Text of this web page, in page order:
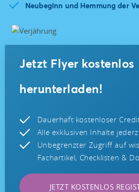
Neubeginn und Hemmung der
Jetzt Flyer kostenlos
herunterladen!
Dauerhaft kostenloser
Alle exklusiven Inhalte
Unbegrenzter Zugriff auf
Fachartikel, Checklisten &
JETZT KOSTENLOS